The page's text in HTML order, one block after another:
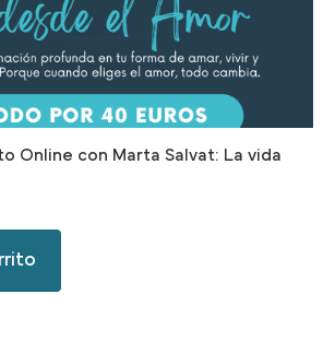
Online con Marta Salvat: La vida